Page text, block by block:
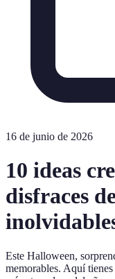
16 de junio de 2026
10 ideas
disfraces
Este Halloween,
memorables. Aquí